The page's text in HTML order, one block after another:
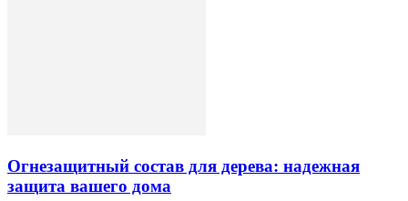
Огнезащитный состав для дерева: надежная
защита вашего дома